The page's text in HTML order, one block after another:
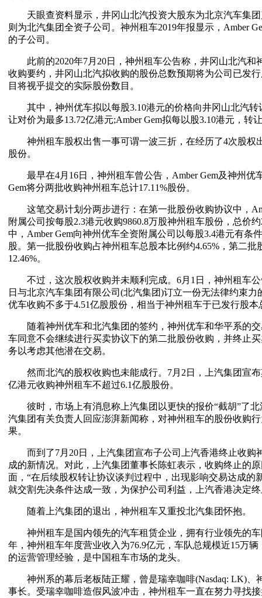
天眼查资料显示，井冈山北汽投资大股东为北京汽车集团
则为北汽集团全资子公司。神州租车2019年报显示，Amber
的子公司。
此前的2020年7月20日，神州租车公告称，井冈山北汽和
收购要约，井冈山北汽拟收购的股份总数预期将为公司已发
目将视乎提交的实际股份数目。
其中，神州优车拟以每股3.10港元的价格向井冈山北汽转
让对价为最多13.72亿港元;Amber Gem拟每以股3.10港元，转
神州租车股权出售一事可谓一波三折，在经历了4次股权
股份。
最早在4月16日，神州租车曾公告，Amber Gem及神州优
Gem将分两批收购神州租车总计17.11%股份。
这笔交易计划分两步进行：在第一批股份收购协议中，
附属公司按每股2.3港元收购9860.8万股神州租车股份，总价
中，Amber Gem向神州优车全资附属公司以每股3.4港元有条
股。第一批股份收购占神州租车总股本比例约4.65%，第二
12.46%。
不过，这次股权收购并未顺利完成。6月1日，神州租车公
日与北京汽车集团有限公司(北汽集团)订立一份无法律约束
优车收购不多于4.51亿股股份，相当于神州租车于已发行股本
随着神州优车和北汽集团的签约，神州优车和华平系的交
车同意不会继续进行买卖协议下的第二批股份收购，并终止
务以考虑其他潜在交易。
然而北汽的股权收购也未能成行。7月2日，上汽集团宣布
亿港元收购神州租车不超过6.1亿股股份。
彼时，市场上有消息称上汽集团以更快的报价“截胡”了北
汽集团有关负责人回应澎湃新闻称，对神州租车的股份收购
果。
而到了7月20日，上汽集团宣布子公司上汽香港终止收购
成的新情况。对此，上汽集团董事长陈虹表示，收购终止的
面，“在后续股权转让协议谈判过程中，出现影响交易达成的
就交割先决条件达成一致，为保护公司利益，上汽香港决定
随着上汽集团的退出，神州租车又重投北汽集团怀抱。
神州租车是国内领先的汽车租赁企业，拥有行业领先的车
年，神州租车年度营业收入为76.9亿元，车队总规模近15万
的运营管理经验，是中国租车市场的龙头。
神州系的幕后老板陆正耀，曾是瑞幸咖啡(Nasdaq: LK)、
事长。受瑞幸咖啡造假风波冲击，神州租车一直在努力寻找